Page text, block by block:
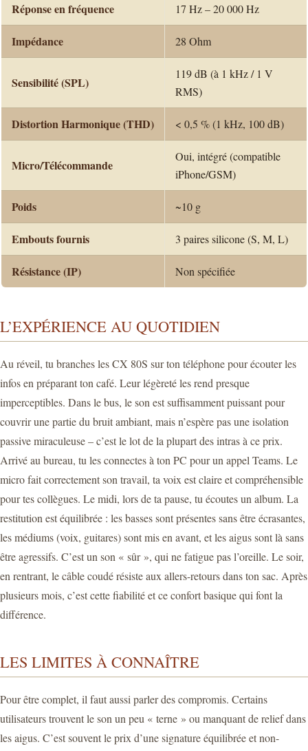
Réponse en fréquence 17 Hz – 20 000 Hz
Impédance 28 Ohm
Sensibilité (SPL)
119 dB (à 1 kHz / 1 V
RMS)
Distortion Harmonique (THD) < 0,5 % (1 kHz, 100 dB)
Micro/Télécommande
Oui, intégré (compatible
iPhone/GSM)
Poids ~10 g
Embouts fournis 3 paires silicone (S, M, L)
Résistance (IP) Non spécifiée
L’EXPÉRIENCE AU QUOTIDIEN
Au réveil, tu branches les CX 80S sur ton téléphone pour écouter les
infos en préparant ton café. Leur légèreté les rend presque
imperceptibles. Dans le bus, le son est suffisamment puissant pour
couvrir une partie du bruit ambiant, mais n’espère pas une isolation
passive miraculeuse – c’est le lot de la plupart des intras à ce prix.
Arrivé au bureau, tu les connectes à ton PC pour un appel Teams. Le
micro fait correctement son travail, ta voix est claire et compréhensible
pour tes collègues. Le midi, lors de ta pause, tu écoutes un album. La
restitution est équilibrée : les basses sont présentes sans être écrasantes,
les médiums (voix, guitares) sont mis en avant, et les aigus sont là sans
être agressifs. C’est un son « sûr », qui ne fatigue pas l’oreille. Le soir,
en rentrant, le câble coudé résiste aux allers-retours dans ton sac. Après
plusieurs mois, c’est cette fiabilité et ce confort basique qui font la
différence.
LES LIMITES À CONNAÎTRE
Pour être complet, il faut aussi parler des compromis. Certains
utilisateurs trouvent le son un peu « terne » ou manquant de relief dans
les aigus. C’est souvent le prix d’une signature équilibrée et non-